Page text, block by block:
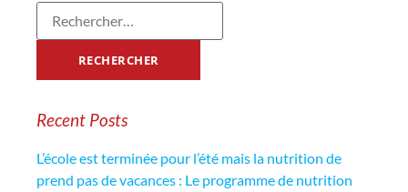
Recent Posts
L’école est terminée pour l’été mais la nutrition de
prend pas de vacances : Le programme de nutrition